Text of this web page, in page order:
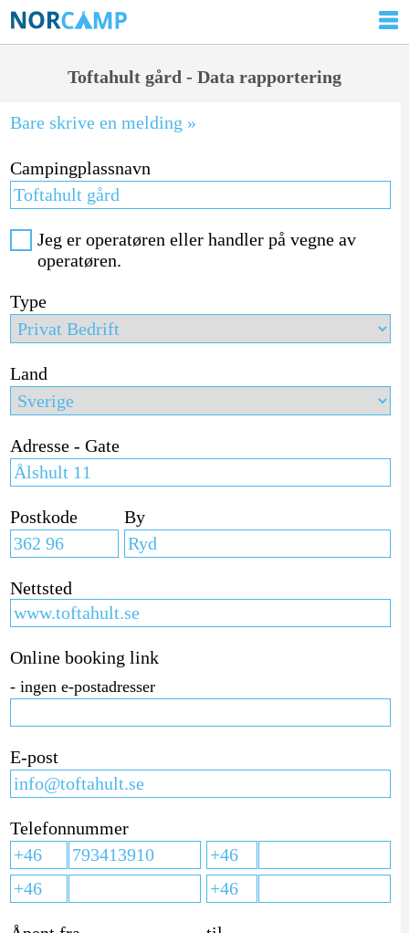
Toftahult gård - Data rapportering
Bare skrive en melding »
Campingplassnavn
Jeg er operatøren eller handler på vegne av
operatøren.
Type
Land
Adresse - Gate
Postkode By
Nettsted
Online booking link
- ingen e-postadresser
E-post
Telefonnummer